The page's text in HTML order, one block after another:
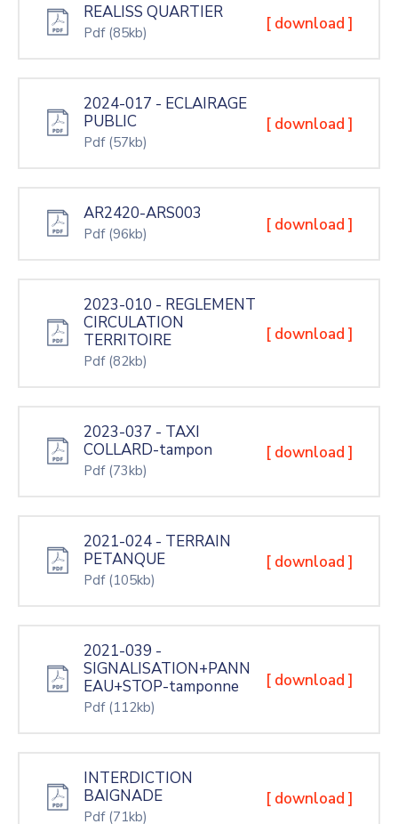
REALISS QUARTIER
Pdf (85kb) [ download ]
2024-017 - ECLAIRAGE
PUBLIC
Pdf (57kb)
[ download ]
AR2420-ARS003
Pdf (96kb) [ download ]
2023-010 - REGLEMENT
CIRCULATION
TERRITOIRE
Pdf (82kb)
[ download ]
2023-037 - TAXI
COLLARD-tampon
Pdf (73kb)
[ download ]
2021-024 - TERRAIN
PETANQUE
Pdf (105kb)
[ download ]
2021-039 -
SIGNALISATION+PANN
EAU+STOP-tamponne
Pdf (112kb)
[ download ]
INTERDICTION
BAIGNADE
Pdf (71kb)
[ download ]